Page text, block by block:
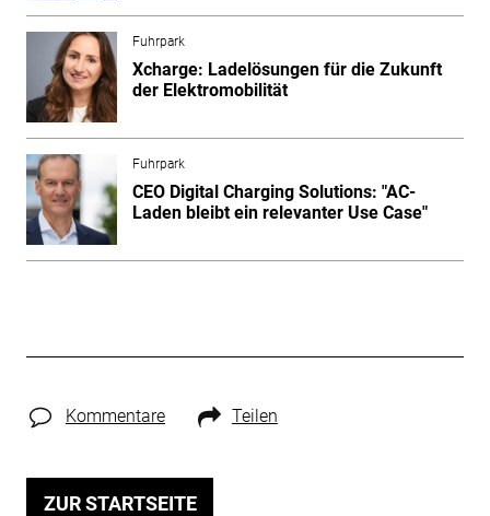
Fuhrpark
Xcharge: Ladelösungen für die Zukunft
der Elektromobilität
Fuhrpark
CEO Digital Charging Solutions: "AC-
Laden bleibt ein relevanter Use Case"
Kommentare Teilen
ZUR STARTSEITE